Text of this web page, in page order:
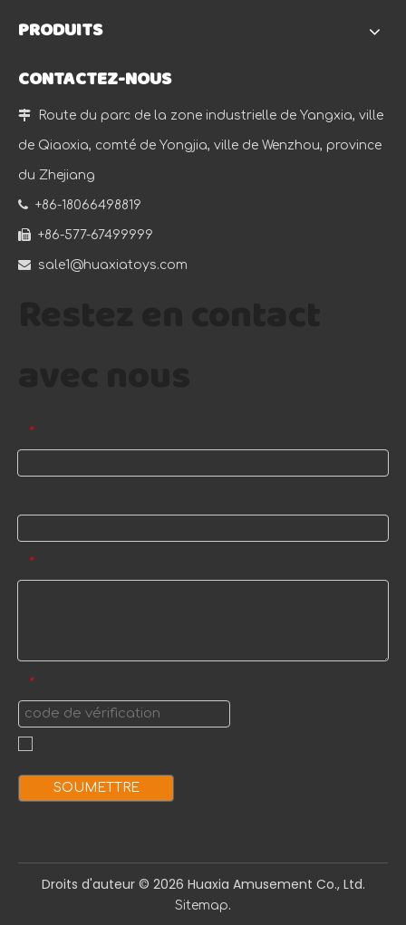
PRODUITS
CONTACTEZ-NOUS
 Route du parc de la zone industrielle de Yangxia, ville
de Qiaoxia, comté de Yongjia, ville de Wenzhou, province
du Zhejiang
 +86-18066498819
 +86-577-67499999
 sale1@huaxiatoys.com
*
*
*
SOUMETTRE
Droits d'auteur ©️ 2026 Huaxia Amusement Co., Ltd.
Sitemap.